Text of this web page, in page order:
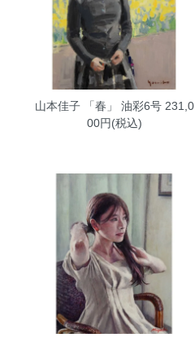
山本佳子 「春」 油彩6号231,0
00円(税込)